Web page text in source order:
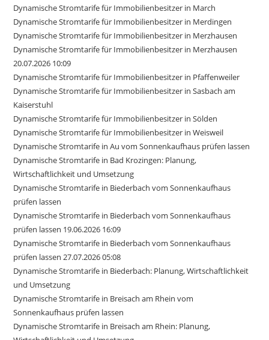
Dynamische Stromtarife für Immobilienbesitzer in March
Dynamische Stromtarife für Immobilienbesitzer in Merdingen
Dynamische Stromtarife für Immobilienbesitzer in Merzhausen
Dynamische Stromtarife für Immobilienbesitzer in Merzhausen
20.07.2026 10:09
Dynamische Stromtarife für Immobilienbesitzer in Pfaffenweiler
Dynamische Stromtarife für Immobilienbesitzer in Sasbach am
Kaiserstuhl
Dynamische Stromtarife für Immobilienbesitzer in Sölden
Dynamische Stromtarife für Immobilienbesitzer in Weisweil
Dynamische Stromtarife in Au vom Sonnenkaufhaus prüfen lassen
Dynamische Stromtarife in Bad Krozingen: Planung,
Wirtschaftlichkeit und Umsetzung
Dynamische Stromtarife in Biederbach vom Sonnenkaufhaus
prüfen lassen
Dynamische Stromtarife in Biederbach vom Sonnenkaufhaus
prüfen lassen 19.06.2026 16:09
Dynamische Stromtarife in Biederbach vom Sonnenkaufhaus
prüfen lassen 27.07.2026 05:08
Dynamische Stromtarife in Biederbach: Planung, Wirtschaftlichkeit
und Umsetzung
Dynamische Stromtarife in Breisach am Rhein vom
Sonnenkaufhaus prüfen lassen
Dynamische Stromtarife in Breisach am Rhein: Planung,